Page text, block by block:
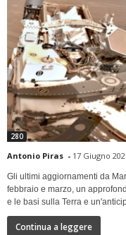
280
Antonio Piras - 17 Giugno
Gli ultimi aggiornamenti da
febbraio e marzo, un
e le basi sulla Terra e
Continua a leggere